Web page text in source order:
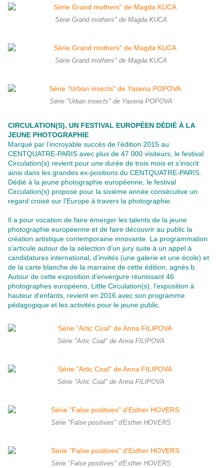
Série Grand mothers" de Magda KUCA
Série Grand mothers" de Magda KUCA
Série "Urban insects" de Yasena POPOVA
CIRCULATION(S), UN FESTIVAL EUROPÉEN DÉDIÉ À LA
JEUNE PHOTOGRAPHIE
Marqué par l’incroyable succès de l’édition 2015 au
CENTQUATRE-PARIS avec plus de 47 000 visiteurs, le festival
Circulation(s) revient pour une durée de trois mois et s’inscrit
ainsi dans les grandes ex-positions du CENTQUATRE-PARIS.
Dédié à la jeune photographie européenne, le festival
Circulation(s) propose pour la sixième année consécutive un
regard croisé sur l’Europe à travers la photographie.
Il a pour vocation de faire émerger les talents de la jeune
photographie européenne et de faire découvrir au public la
création artistique contemporaine innovante. La programmation
s’articule autour de la sélection d’un jury suite à un appel à
candidatures international, d’invités (une galerie et une école) et
de la carte blanche de la marraine de cette édition, agnès b.
Autour de cette exposition d’envergure réunissant 46
photographes européens, Little Circulation(s), l’exposition à
hauteur d’enfants, revient en 2016 avec son programme
pédagogique et les activités pour le jeune public.
Série "Artic Coal" de Anna FILIPOVA
Série "Artic Coal" de Anna FILIPOVA
Série "False positives" d'Esther HOVERS
Série "False positives" d'Esther HOVERS